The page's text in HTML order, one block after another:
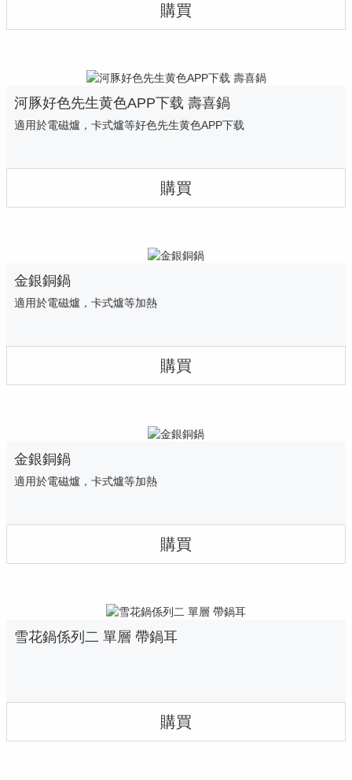
購買
河豚好色先生黄色APP下载 壽喜鍋
適用於電磁爐，卡式爐等好色先生黄色APP下载
購買
金銀銅鍋
適用於電磁爐，卡式爐等加熱
購買
金銀銅鍋
適用於電磁爐，卡式爐等加熱
購買
雪花鍋係列二 單層 帶鍋耳
購買